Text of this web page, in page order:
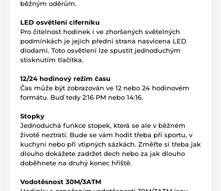
běžným oděrům.
LED osvětlení ciferníku
Pro čitelnost hodinek i ve zhoršených světelných
podmínkách je jejich přední strana nasvícena LED
diodami. Toto osvětlení lze spustit jednoduchým
stisknutím tlačítka.
12/24 hodinový režim času
Čas může být zobrazován ve 12 nebo 24 hodinovém
formátu. Buď tedy 2:16 PM nebo 14:16.
Stopky
Jednoduchá funkce stopek, která se ale v běžném
životě neztratí. Bude se vám hodit třeba při sportu, v
kuchyni nebo při vtipných sázkách. Změřte si třeba jak
dlouho dokážete zadržet dech nebo za jak dlouho
doběhnete na druhý konec hřiště.
Vodotěsnost 30M/3ATM